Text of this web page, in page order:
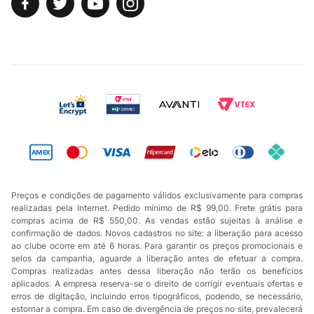
Preços e condições de pagamento válidos exclusivamente para compras
realizadas pela Internet. Pedido mínimo de R$ 99,00. Frete grátis para
compras acima de R$ 550,00. As vendas estão sujeitas à análise e
confirmação de dados. Novos cadastros no site: a liberação para acesso
ao clube ocorre em até 6 horas. Para garantir os preços promocionais e
selos da campanha, aguarde a liberação antes de efetuar a compra.
Compras realizadas antes dessa liberação não terão os benefícios
aplicados. A empresa reserva-se o direito de corrigir eventuais ofertas e
erros de digitação, incluindo erros tipográficos, podendo, se necessário,
estornar a compra. Em caso de divergência de preços no site, prevalecerá